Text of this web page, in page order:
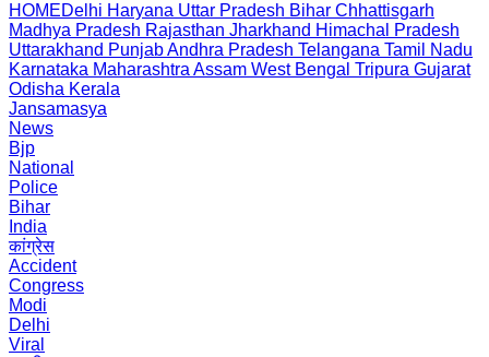
HOMEDelhi Haryana Uttar Pradesh Bihar Chhattisgarh
Madhya Pradesh Rajasthan Jharkhand Himachal Pradesh
Uttarakhand PunjabAndhra Pradesh Telangana Tamil Nadu
Karnataka Maharashtra Assam West Bengal Tripura Gujarat
Odisha Kerala
Jansamasya
News
Bjp
National
Police
Bihar
India
कांग्रेस
Accident
Congress
Modi
Delhi
Viral